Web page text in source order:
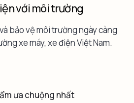
với môi trường
bảo vệ môi trường ngày càng
xe máy, xe điện Việt Nam.
ưa chuộng nhất